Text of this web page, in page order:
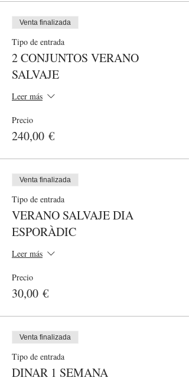
Venta finalizada
Tipo de entrada
2 CONJUNTOS VERANO
SALVAJE
Leer más
Precio
240,00 €
Venta finalizada
Tipo de entrada
VERANO SALVAJE DIA
ESPORÀDIC
Leer más
Precio
30,00 €
Venta finalizada
Tipo de entrada
DINAR 1 SEMANA